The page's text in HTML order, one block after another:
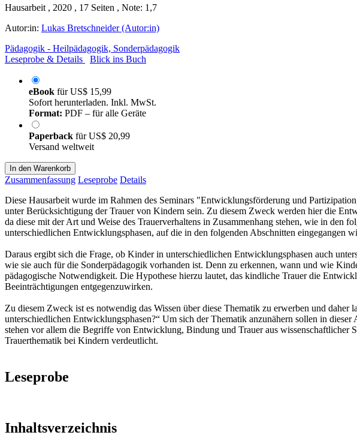
Hausarbeit , 2020 , 17 Seiten , Note: 1,7
Autor:in: Lukas Bretschneider (Autor:in)
Pädagogik - Heilpädagogik, Sonderpädagogik
Leseprobe & Details
Blick ins Buch
eBook fürUS$ 15,99
Sofort herunterladen. Inkl. MwSt.
Format: PDF – für alle Geräte
Paperback fürUS$ 20,99
Versand weltweit
In den Warenkorb
Zusammenfassung Leseprobe Details
Diese Hausarbeit wurde im Rahmen des Seminars "Entwicklungsförderung und
unter Berücksichtigung der Trauer von Kindern sein. Zu diesem Zweck werden hier die
da diese mit der Art und Weise des Trauerverhaltens in Zusammenhang stehen, wie in
unterschiedlichen Entwicklungsphasen, auf die in den folgenden Abschnitten
Daraus ergibt sich die Frage, ob Kinder in unterschiedlichen Entwicklungsphasen auch
wie sie auch für die Sonderpädagogik vorhanden ist. Denn zu erkennen, wann und wie
pädagogische Notwendigkeit. Die Hypothese hierzu lautet, das kindliche Trauer die
Beeinträchtigungen entgegenzuwirken.
Zu diesem Zweck ist es notwendig das Wissen über diese Thematik zu erwerben und
unterschiedlichen Entwicklungsphasen?“ Um sich der Thematik anzunähern sollen in
stehen vor allem die Begriffe von Entwicklung, Bindung und Trauer aus
Trauerthematik bei Kindern verdeutlicht.
Leseprobe
Inhaltsverzeichnis